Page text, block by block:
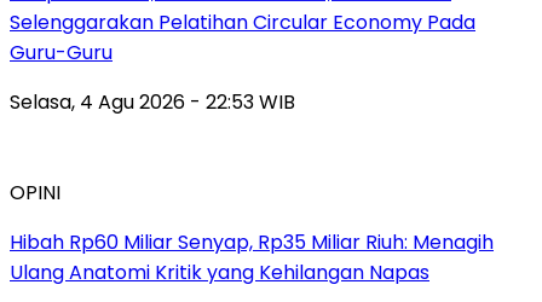
Selenggarakan Pelatihan Circular Economy Pada
Guru-Guru
Selasa, 4 Agu 2026 - 22:53 WIB
OPINI
Hibah Rp60 Miliar Senyap, Rp35 Miliar Riuh: Menagih
Ulang Anatomi Kritik yang Kehilangan Napas